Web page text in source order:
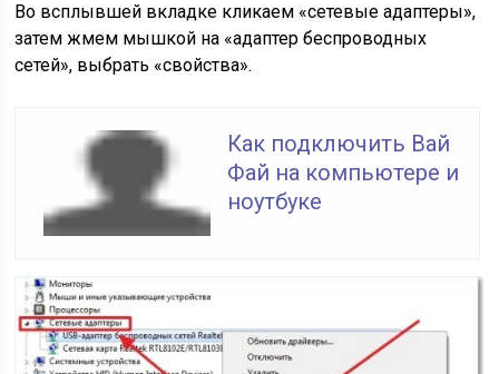
Во всплывшей вкладке кликаем «сетевые адаптеры»,
затем жмем мышкой на «адаптер беспроводных
сетей», выбрать «свойства».
Как подключить Вай
Фай на компьютере и
ноутбуке